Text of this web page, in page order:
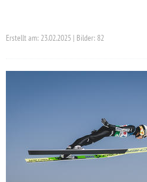
Erstellt am: 23.02.2025 | Bilder: 82